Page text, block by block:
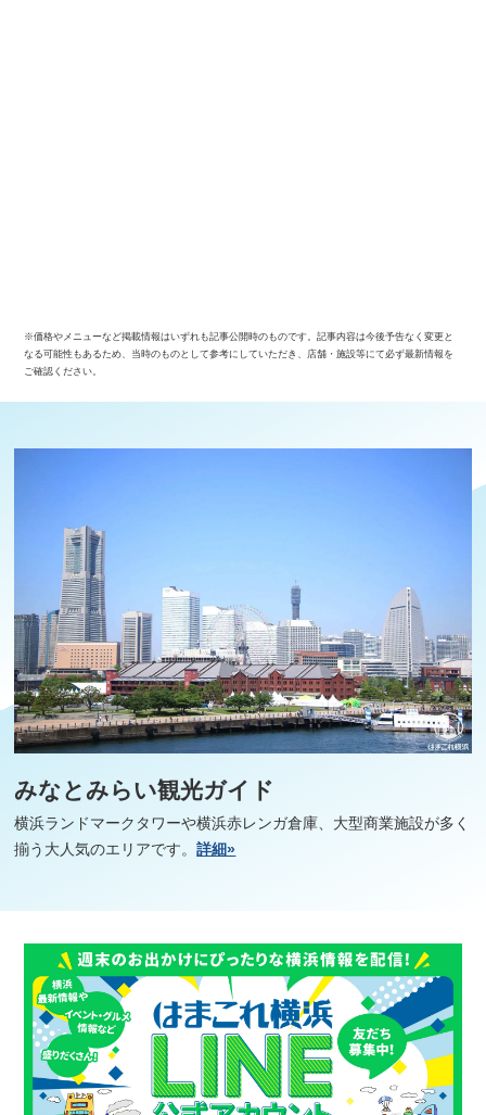
※価格やメニューなど掲載情報はいずれも記事公開時のものです。記事内容は今後予告なく変更と
なる可能性もあるため、当時のものとして参考にしていただき、店舗・施設等にて必ず最新情報を
ご確認ください。
みなとみらい観光ガイド
横浜ランドマークタワーや横浜赤レンガ倉庫、大型商業施設が多く
揃う大人気のエリアです。詳細»